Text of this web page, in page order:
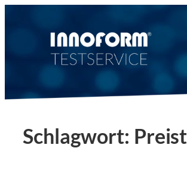
Schlagwort: